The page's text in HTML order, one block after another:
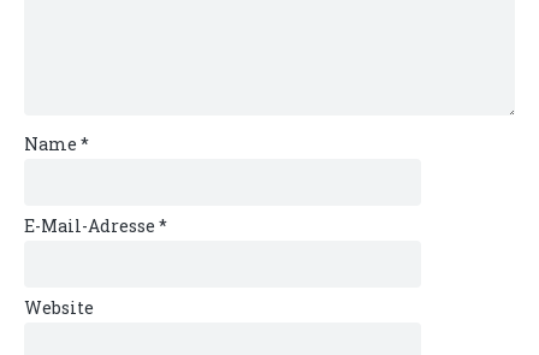
Name *
E-Mail-Adresse *
Website